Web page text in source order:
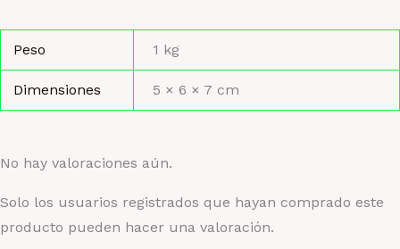
Peso 1 kg
Dimensiones 5 × 6 × 7 cm
No hay valoraciones aún.
Solo los usuarios registrados que hayan comprado este
producto pueden hacer una valoración.